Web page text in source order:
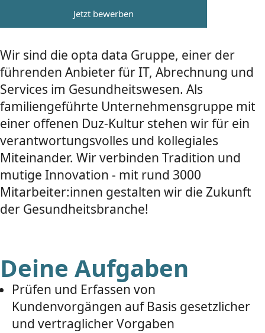
Jetzt bewerben
Wir sind die opta data Gruppe, einer der
führenden Anbieter für IT, Abrechnung und
Services im Gesundheitswesen. Als
familiengeführte Unternehmensgruppe mit
einer offenen Duz-Kultur stehen wir für ein
verantwortungsvolles und kollegiales
Miteinander. Wir verbinden Tradition und
mutige Innovation - mit rund 3000
Mitarbeiter:innen gestalten wir die Zukunft
der Gesundheitsbranche!
Deine Aufgaben
Prüfen und Erfassen von
Kundenvorgängen auf Basis gesetzlicher
und vertraglicher Vorgaben